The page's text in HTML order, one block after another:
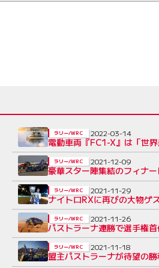
電動車両『FC1-X』は「世
ラリー/WRC 2022-03-14
豪華スター陣集結のフィナ
ラリー/WRC 2021-12-09
ナイトロRXに再びの大物ゲ
ラリー/WRC 2021-11-29
パストラーナ連勝で選手権
ラリー/WRC 2021-11-26
盟主パストラーナが待望の
ラリー/WRC 2021-11-18